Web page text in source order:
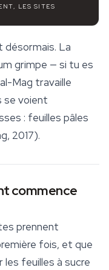
LES SITES
La
grimpe — si tu es
Mag travaille
se voient
: feuilles pâles
2017).
commence
prennent
fois, et que
feuilles à sucre